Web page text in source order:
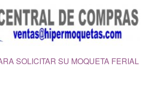
SOLICITAR SU MOQUETA FERIAL